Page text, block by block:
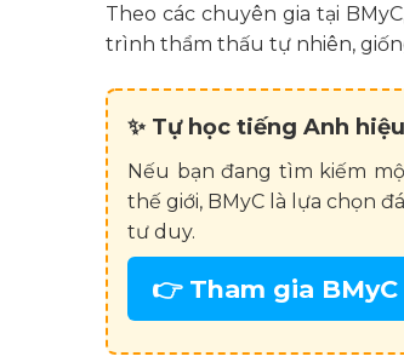
Theo các chuyên gia tại
trình thẩm thấu tự nhiên,
✨ Tự học tiếng Anh
Nếu bạn đang tìm kiếm
thế giới, BMyC là lựa chọn
tư duy.
👉 Tham gia BMyC